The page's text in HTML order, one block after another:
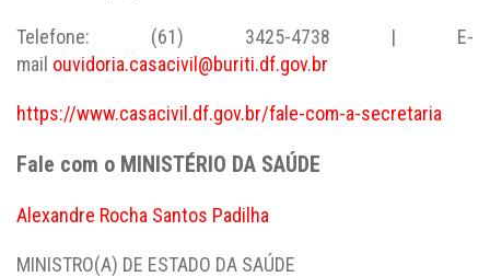
Telefone: (61) 3425-4738 | E-
mail ouvidoria.casacivil@buriti.df.gov.br
https://www.casacivil.df.gov.br/fale-com-a-secretaria
Fale com o MINISTÉRIO DA SAÚDE
Alexandre Rocha Santos Padilha
MINISTRO(A) DE ESTADO DA SAÚDE